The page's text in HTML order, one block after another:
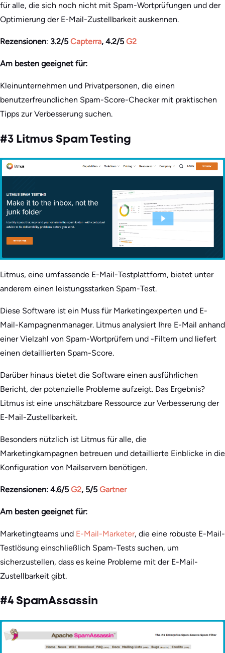
für alle, die sich noch nicht mit Spam-Wortprüfungen und der
Optimierung der E-Mail-Zustellbarkeit auskennen.
Rezensionen: 3.2/5 Capterra, 4.2/5 G2
Am besten geeignet für:
Kleinunternehmen und Privatpersonen, die einen
benutzerfreundlichen Spam-Score-Checker mit praktischen
Tipps zur Verbesserung suchen.
#3 Litmus Spam Testing
Litmus, eine umfassende E-Mail-Testplattform, bietet unter
anderem einen leistungsstarken Spam-Test.
Diese Software ist ein Muss für Marketingexperten und E-
Mail-Kampagnenmanager. Litmus analysiert Ihre E-Mail anhand
einer Vielzahl von Spam-Wortprüfern und -Filtern und liefert
einen detaillierten Spam-Score.
Darüber hinaus bietet die Software einen ausführlichen
Bericht, der potenzielle Probleme aufzeigt. Das Ergebnis?
Litmus ist eine unschätzbare Ressource zur Verbesserung der
E-Mail-Zustellbarkeit.
Besonders nützlich ist Litmus für alle, die
Marketingkampagnen betreuen und detaillierte Einblicke in die
Konfiguration von Mailservern benötigen.
Rezensionen: 4.6/5 G2, 5/5 Gartner
Am besten geeignet für:
Marketingteams und E-Mail-Marketer, die eine robuste E-Mail-
Testlösung einschließlich Spam-Tests suchen, um
sicherzustellen, dass es keine Probleme mit der E-Mail-
Zustellbarkeit gibt.
#4 SpamAssassin